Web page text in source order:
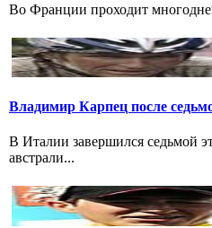
Во Франции проходит
Владимир Карпец после
В Италии завершился седьмой
австрали...